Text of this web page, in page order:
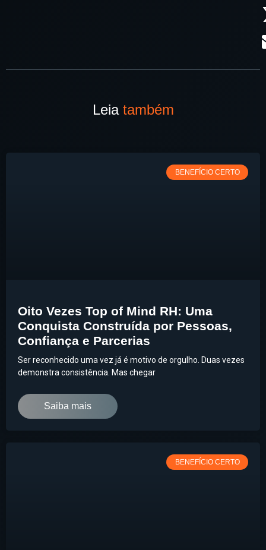
Leia também
BENEFÍCIO CERTO
Oito Vezes Top of Mind RH: Uma
Conquista Construída por Pessoas,
Confiança e Parcerias
Ser reconhecido uma vez já é motivo de orgulho. Duas vezes
demonstra consistência. Mas chegar
Saiba mais
BENEFÍCIO CERTO